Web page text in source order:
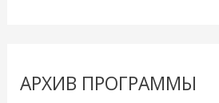
АРХИВ ПРОГРАММЫ